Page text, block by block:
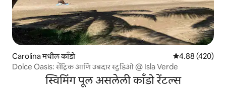
Carolina मधील काँडो 5 पैकी 4.88
4.88 (420)
Dolce Oasis: सेंट्रिक आणि उबदार स्टुडिओ @ Isla Verde
स्विमिंग पूल असलेली काँडो रेंटल्स